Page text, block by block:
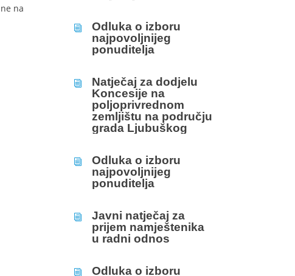
na
i
Odluka o izboru
najpovoljnijeg
ponuditelja
i
Natječaj za dodjelu
Koncesije na
poljoprivrednom
zemljištu na području
grada Ljubuškog
i
Odluka o izboru
najpovoljnijeg
ponuditelja
i
Javni natječaj za
prijem namještenika
u radni odnos
i
Odluka o izboru